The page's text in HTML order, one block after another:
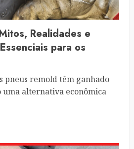
Realidades e
para os
pneus remold têm ganhado
alternativa econômica